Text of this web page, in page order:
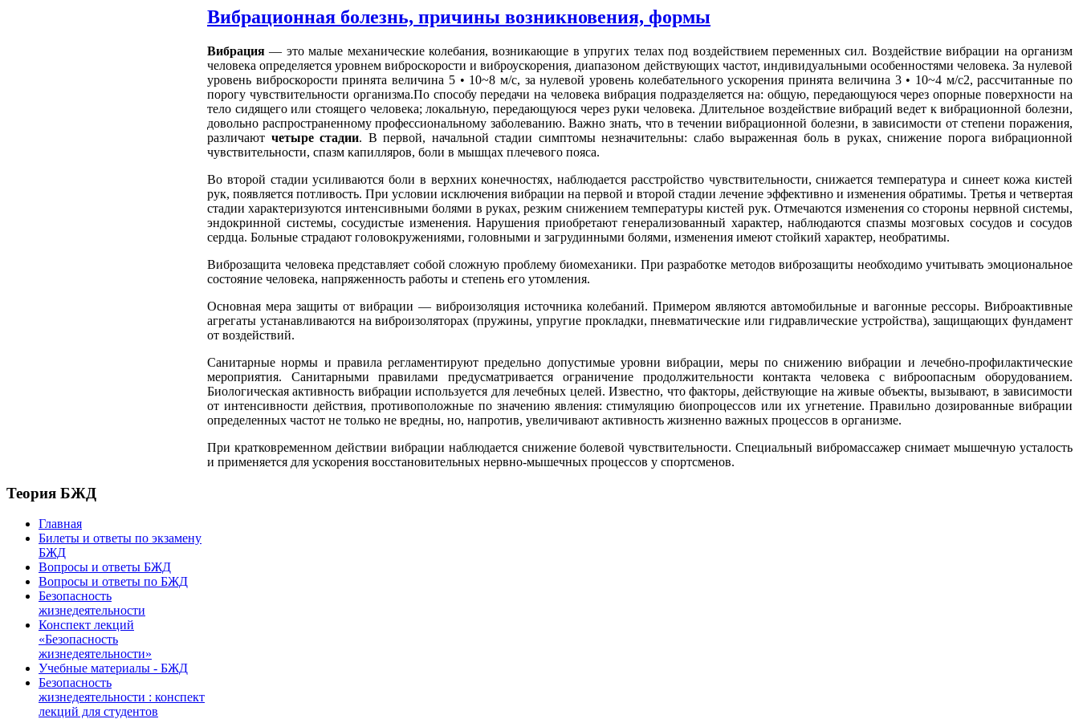
Вибрационная болезнь, причины возникновения, формы
Вибра­ция — это малые механические колебания, возника­ющие в упругих телах под воздействием переменных сил. Воздействие вибрации на организм
человека оп­ределяется уровнем виброскорости и виброускоре­ния, диапазоном действующих частот, индивидуаль­ными особенностями человека. За нулевой
уровень виброскорости принята величина 5 • 10~8 м/с, за ну­левой уровень колебательного ускорения принята величина 3 • 10~4 м/с2, рассчитанные по
порогу чув­ствительности организма.По способу передачи на человека вибрация под­разделяется на: общую, передающуюся через опорные поверхности на
тело сидящего или стоящего че­ловека; локальную, передающуюся через руки че­ловека. Длительное воздействие вибраций ведет к виб­рационной болезни,
довольно распространенному профессиональному заболеванию. Важно знать, что в течении вибрационной болезни, в зависимости от степени поражения,
различают четыре стадии. В первой, начальной стадии симптомы незначи­тельны: слабо выраженная боль в руках, снижение порога вибрационной
чувствительности, спазм ка­пилляров, боли в мышцах плечевого пояса.
Во второй стадии усиливаются боли в верхних конечностях, наблюдается расстройство чувствитель­ности, снижается температура и синеет кожа кистей
рук, появляется потливость. При условии исключе­ния вибрации на первой и второй стадии лечение эффективно и изменения обратимы. Третья и чет­вертая
стадии характеризуются интенсивными бо­лями в руках, резким снижением температуры кис­тей рук. Отмечаются изменения со стороны нервной системы,
эндокринной системы, сосудистые измене­ния. Нарушения приобретают генерализованный ха­рактер, наблюдаются спазмы мозговых сосудов и сосудов
сердца. Больные страдают головокружения­ми, головными и загрудинными болями, изменения имеют стойкий характер, необратимы.
Виброзащита человека представляет собой слож­ную проблему биомеханики. При разработке мето­дов виброзащиты необходимо учитывать эмоцио­нальное
состояние человека, напряженность рабо­ты и степень его утомления.
Основная мера защиты от вибрации — виброи­золяция источника колебаний. Примером являются автомобильные и вагонные рессоры. Виброак­тивные
агрегаты устанавливаются на виброизоля­торах (пружины, упругие прокладки, пневматиче­ские или гидравлические устройства), защищающих фундамент
от воздействий.
Санитарные нормы и правила регламентируют предельно допустимые уровни вибрации, меры по снижению вибрации и лечебно-профилактические
мероприятия. Санитарными правилами предусмат­ривается ограничение продолжительности контак­та человека с виброопасным оборудованием.
Биологическая активность вибрации использу­ется для лечебных целей. Известно, что факторы, действующие на живые объекты, вызывают, в за­висимости
от интенсивности действия, противопо­ложные по значению явления: стимуляцию биопро­цессов или их угнетение. Правильно дозированные вибрации
определенных частот не только не вред­ны, но, напротив, увеличивают активность жизнен­но важных процессов в организме.
При кратковременном действии вибрации наблю­дается снижение болевой чувствительности. Специ­альный вибромассажер снимает мышечную уста­лость
и применяется для ускорения восстановитель­ных нервно-мышечных процессов у спортсменов.
Теория БЖД
Главная
Билеты и ответы по экзамену
БЖД
Вопросы и ответы БЖД
Вопросы и ответы по БЖД
Безопасность
жизнедеятельности
Конспект лекций
«Безопасность
жизнедеятельности»
Учебные материалы - БЖД
Безопасность
жизнедеятельности : конспект
лекций для студентов